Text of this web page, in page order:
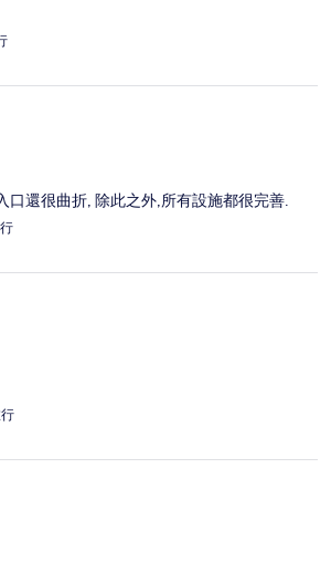
口還很曲折, 除此之外,所有設施都很完善.